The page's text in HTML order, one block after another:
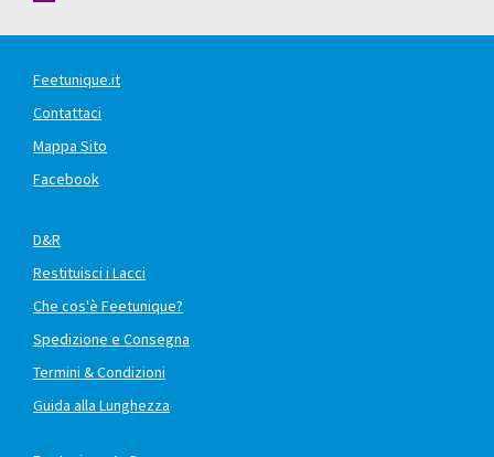
Feetunique.it
Contattaci
Mappa Sito
Facebook
D&R
Restituisci i Lacci
Che cos'è Feetunique?
Spedizione e Consegna
Termini & Condizioni
Guida alla Lunghezza